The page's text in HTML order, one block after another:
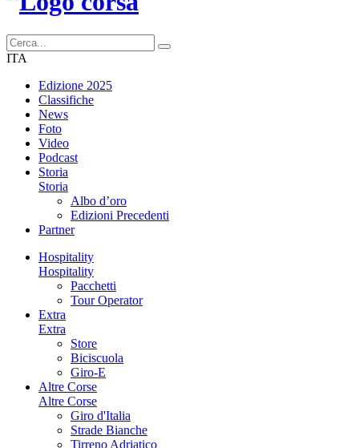
ITA
Edizione 2025
Classifiche
News
Foto
Video
Podcast
Storia
Storia
Albo d’oro
Edizioni Precedenti
Partner
Hospitality
Hospitality
Pacchetti
Tour Operator
Extra
Extra
Store
Biciscuola
Giro-E
Altre Corse
Altre Corse
Giro d'Italia
Strade Bianche
Tirreno Adriatico